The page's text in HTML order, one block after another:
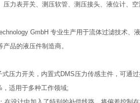
力表开关、测压软管、测压接头、液位计、
GmbH 专业生产用于流体过滤技术、
品的液压件制造商。
式压力开关，内置式DMS压力传感主件，可通
，适用于多种工作领域;